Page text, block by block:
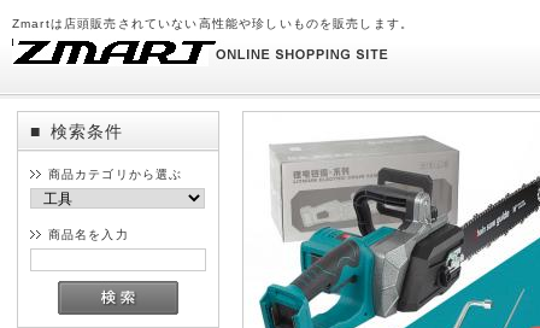
Zmartは店頭販売されていない高性能や珍しいものを販売します。
■ 検索条件
商品カテゴリから選ぶ
商品名を入力